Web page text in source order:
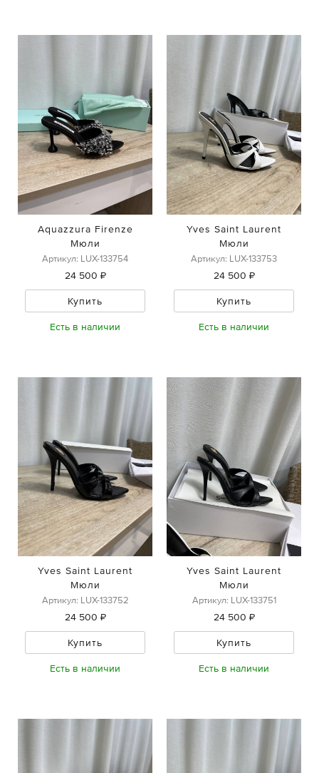
Aquazzura Firenze
Мюли
Артикул: LUX-133754
24 500 ₽
Купить
Есть в наличии
Yves Saint Laurent
Мюли
Артикул: LUX-133753
24 500 ₽
Купить
Есть в наличии
Yves Saint Laurent
Мюли
Артикул: LUX-133752
24 500 ₽
Купить
Есть в наличии
Yves Saint Laurent
Мюли
Артикул: LUX-133751
24 500 ₽
Купить
Есть в наличии